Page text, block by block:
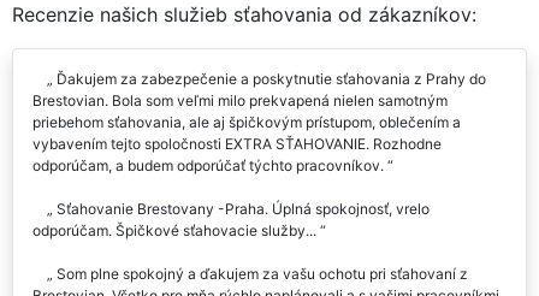
Recenzie našich služieb sťahovania od zákazníkov:
Ďakujem za zabezpečenie a poskytnutie sťahovania z Prahy do
Brestovian. Bola som veľmi milo prekvapená nielen samotným
priebehom sťahovania, ale aj špičkovým prístupom, oblečením a
vybavením tejto spoločnosti EXTRA SŤAHOVANIE. Rozhodne
odporúčam, a budem odporúčať týchto pracovníkov.
Sťahovanie Brestovany -Praha. Úplná spokojnosť, vrelo
odporúčam. Špičkové sťahovacie služby...
Som plne spokojný a ďakujem za vašu ochotu pri sťahovaní z